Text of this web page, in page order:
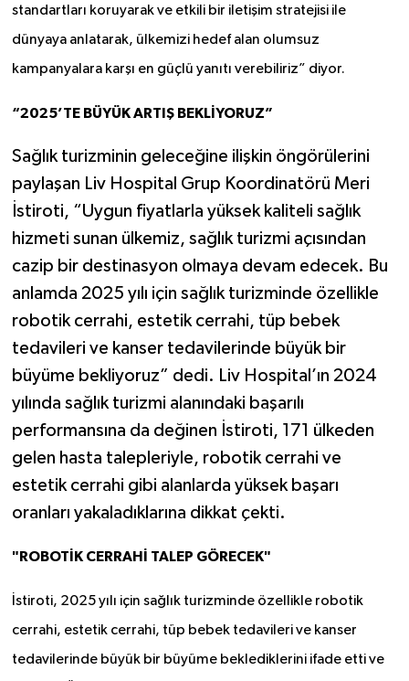
standartları koruyarak ve etkili bir iletişim stratejisi ile
dünyaya anlatarak, ülkemizi hedef alan olumsuz
kampanyalara karşı en güçlü yanıtı verebiliriz” diyor.
“2025’TE BÜYÜK ARTIŞ BEKLİYORUZ”
Sağlık turizminin geleceğine ilişkin öngörülerini
paylaşan Liv Hospital Grup Koordinatörü Meri
İstiroti, “Uygun fiyatlarla yüksek kaliteli sağlık
hizmeti sunan ülkemiz, sağlık turizmi açısından
cazip bir destinasyon olmaya devam edecek. Bu
anlamda 2025 yılı için sağlık turizminde özellikle
robotik cerrahi, estetik cerrahi, tüp bebek
tedavileri ve kanser tedavilerinde büyük bir
büyüme bekliyoruz” dedi. Liv Hospital’ın 2024
yılında sağlık turizmi alanındaki başarılı
performansına da değinen İstiroti, 171 ülkeden
gelen hasta talepleriyle, robotik cerrahi ve
estetik cerrahi gibi alanlarda yüksek başarı
oranları yakaladıklarına dikkat çekti.
"ROBOTİK CERRAHİ TALEP GÖRECEK"
İstiroti, 2025 yılı için sağlık turizminde özellikle robotik
cerrahi, estetik cerrahi, tüp bebek tedavileri ve kanser
tedavilerinde büyük bir büyüme beklediklerini ifade etti ve